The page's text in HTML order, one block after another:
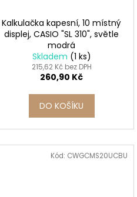
Kalkulačka kapesní, 10 místný
displej, CASIO "SL 310", světle
modrá
Skladem (1 ks)
215,62 Kč bez DPH
260,90 Kč
DO KOŠÍKU
Kód: CWGCMS20UCBU